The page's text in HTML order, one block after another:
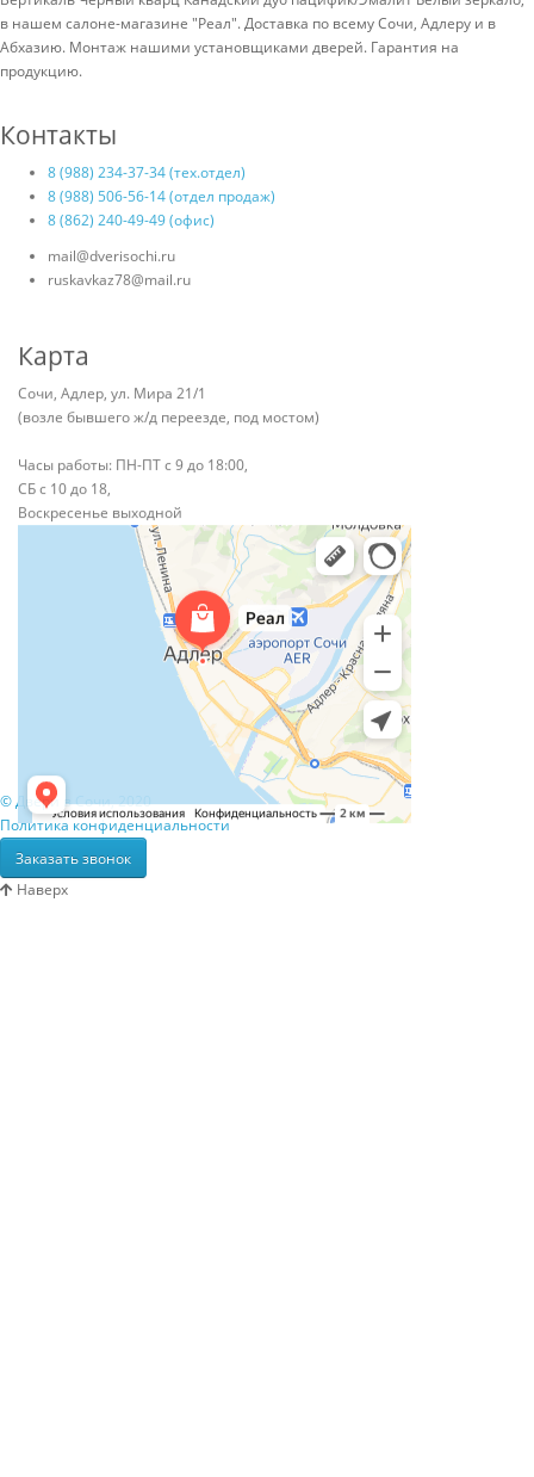
в нашем салоне-магазине "Реал". Доставка по всему Сочи, Адлеру и в
Абхазию. Монтаж нашими установщиками дверей. Гарантия на
продукцию.
Контакты
8 (988) 234-37-34 (тех.отдел)
8 (988) 506-56-14 (отдел продаж)
8 (862) 240-49-49 (офис)
mail@dverisochi.ru
ruskavkaz78@mail.ru
Карта
Сочи, Адлер, ул. Мира 21/1
(возле бывшего ж/д переезде, под мостом)
Часы работы: ПН-ПТ с 9 до 18:00,
СБ с 10 до 18,
Воскресенье выходной
© Двери в Сочи, 2020
Политика конфиденциальности
Заказать звонок
Наверх